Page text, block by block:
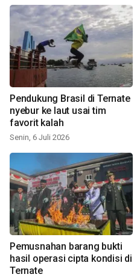
Pendukung Brasil di Ternate
nyebur ke laut usai tim
favorit kalah
Senin, 6 Juli 2026
Pemusnahan barang bukti
hasil operasi cipta kondisi di
Ternate